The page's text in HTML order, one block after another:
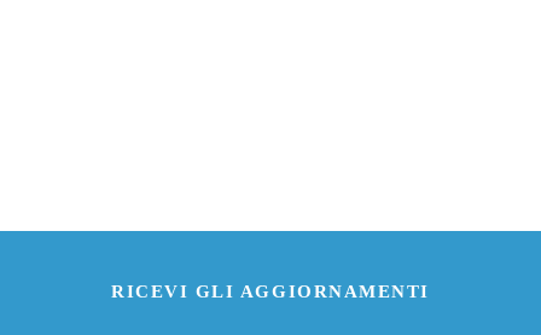
RICEVI GLI AGGIORNAMENTI